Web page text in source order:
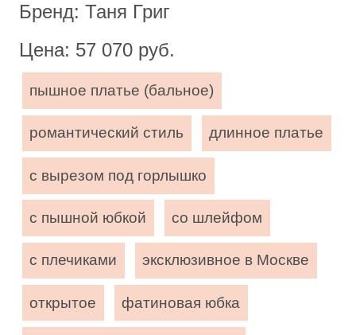
Бренд: Таня Григ
Цена: 57 070 руб.
пышное платье (бальное)
романтический стиль длинное платье
с вырезом под горлышко
с пышной юбкой со шлейфом
с плечиками эксклюзивное в Москве
открытое фатиновая юбка